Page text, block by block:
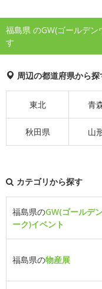
福島県 のGW(ゴールデ
す
周辺の都道府県から探
東北 青
秋田県 山
カテゴリから探す
福島県のGW(ゴールデ
ーク)イベント
福島県の物産展